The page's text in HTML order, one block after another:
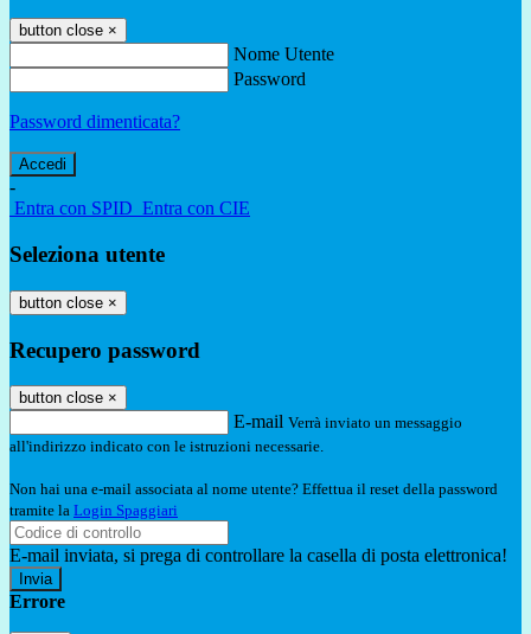
button close ×
Nome Utente
Password
Password dimenticata?
-
Entra con SPID Entra con CIE
Seleziona utente
button close ×
Recupero password
button close ×
E-mail Verrà inviato un messaggio
all'indirizzo indicato con le istruzioni necessarie.
Non hai una e-mail associata al nome utente? Effettua il reset della password
tramite la Login Spaggiari
E-mail inviata, si prega di controllare la casella di posta elettronica!
Errore